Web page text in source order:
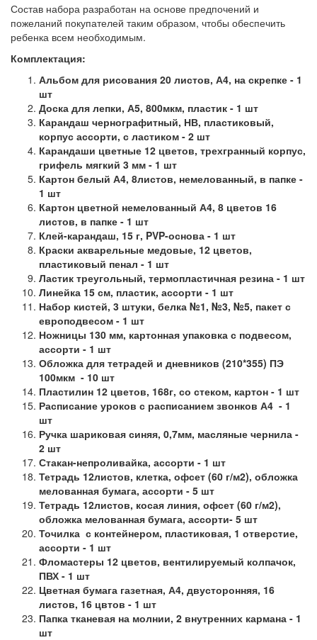
Состав набора разработан на основе предпочений и
пожеланий покупателей таким образом, чтобы обеспечить
ребенка всем необходимым.
Комплектация:
Альбом для рисования 20 листов, А4, на скрепке - 1
шт
Доска для лепки, А5, 800мкм, пластик - 1 шт
Карандаш чернографитный, НВ, пластиковый,
корпус ассорти, с ластиком - 2 шт
Карандаши цветные 12 цветов, трехгранный корпус,
грифель мягкий 3 мм - 1 шт
Картон белый А4, 8листов, немелованный, в папке -
1 шт
Картон цветной немелованный А4, 8 цветов 16
листов, в папке - 1 шт
Клей-карандаш, 15 г, PVP-основа - 1 шт
Краски акварельные медовые, 12 цветов,
пластиковый пенал - 1 шт
Ластик треугольный, термопластичная резина - 1 шт
Линейка 15 см, пластик, ассорти - 1 шт
Набор кистей, 3 штуки, белка №1, №3, №5, пакет с
европодвесом - 1 шт
Ножницы 130 мм, картонная упаковка с подвесом,
ассорти - 1 шт
Обложка для тетрадей и дневников (210*355) ПЭ
100мкм - 10 шт
Пластилин 12 цветов, 168г, со стеком, картон - 1 шт
Расписание уроков с расписанием звонков А4 - 1
шт
Ручка шариковая синяя, 0,7мм, масляные чернила -
2 шт
Стакан-непроливайка, ассорти - 1 шт
Тетрадь 12листов, клетка, офсет (60 г/м2), обложка
мелованная бумага, ассорти - 5 шт
Тетрадь 12листов, косая линия, офсет (60 г/м2),
обложка мелованная бумага, ассорти- 5 шт
Точилка с контейнером, пластиковая, 1 отверстие,
ассорти - 1 шт
Фломастеры 12 цветов, вентилируемый колпачок,
ПВХ - 1 шт
Цветная бумага газетная, А4, двусторонняя, 16
листов, 16 цвтов - 1 шт
Папка тканевая на молнии, 2 внутренних кармана - 1
шт